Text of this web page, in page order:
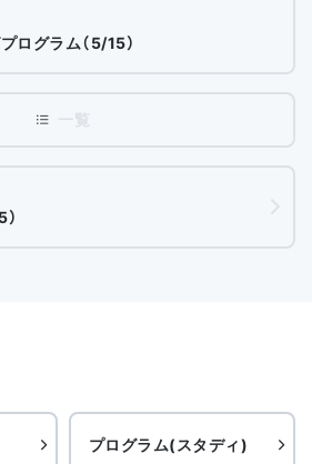
ログラム（5/15）
プログラム(スタディ)